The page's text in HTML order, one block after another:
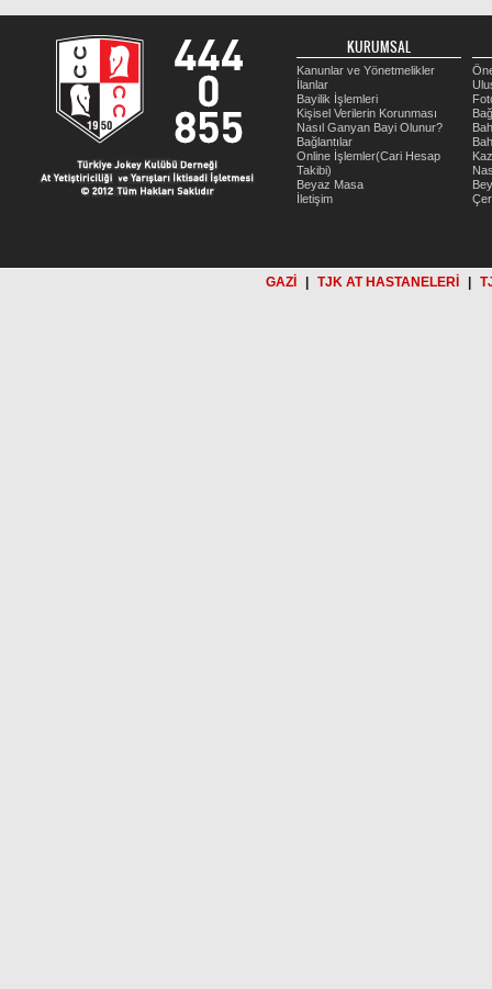
KURUMSAL
Kanunlar ve Yönetmelikler
İlanlar
Bayilik İşlemleri
Kişisel Verilerin Korunması
Nasıl Ganyan Bayi Olunur?
Bağlantılar
Online İşlemler(Cari Hesap
Takibi)
Beyaz Masa
İletişim
GAZİ TJK AT HASTANELERİ